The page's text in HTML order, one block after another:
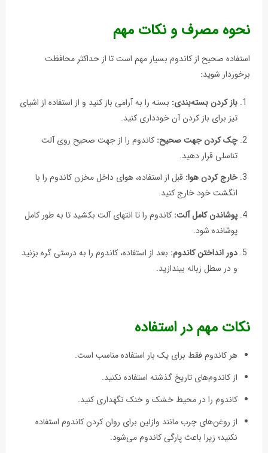
نحوه مصرف و نکات مهم
استفاده صحیح از کاندوم بسیار مهم است تا از حداکثر محافظت
برخوردار شوید:
باز کردن بسته‌بندی: بسته را به آرامی باز کنید و از استفاده از اشیای
تیز برای باز کردن آن خودداری کنید.
چک کردن جهت صحیح: کاندوم را از جهت صحیح روی آلت
تناسلی قرار دهید.
خارج کردن هوا: قبل از استفاده، هوای داخل مخزن کاندوم را با
انگشت خود خارج کنید.
پوشاندن کامل آلت: کاندوم را تا انتهای آلت بکشید تا به طور کامل
پوشانده شود.
دور انداختن کاندوم: بعد از استفاده، کاندوم را به درستی گره بزنید
و در سطل زباله بیندازید.
نکات مهم در استفاده
هر کاندوم فقط برای یک بار استفاده مناسب است.
از کاندوم‌های تاریخ گذشته استفاده نکنید.
کاندوم را در محیط خشک و خنک نگهداری کنید.
از روغن‌های چرب مانند وازلین برای روان کردن کاندوم استفاده
نکنید؛ زیرا باعث پارگی کاندوم می‌شود.